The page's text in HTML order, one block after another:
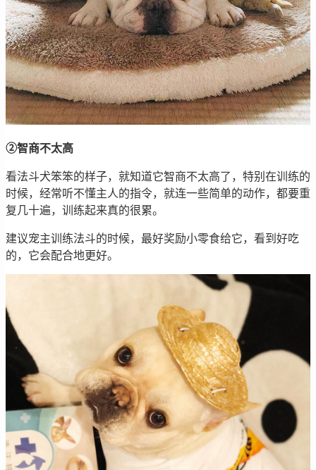
②智商不太高
看法斗犬笨笨的样子，就知道它智商不太高了，特别在训练的
时候，经常听不懂主人的指令，就连一些简单的动作，都要重
复几十遍，训练起来真的很累。
建议宠主训练法斗的时候，最好奖励小零食给它，看到好吃
的，它会配合地更好。